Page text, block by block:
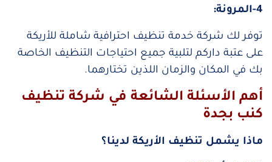
4-المرونة:
توفر لك شركة خدمة تنظيف احترافية شاملة للأريكة
على عتبة داركم لتلبية جميع احتياجات التنظيف الخاصة
بك في المكان والزمان اللذين تختارهما.
أهم الأسئلة الشائعة في شركة تنظيف
كنب بجدة
ماذا يشمل تنظيف الأريكة لدينا؟